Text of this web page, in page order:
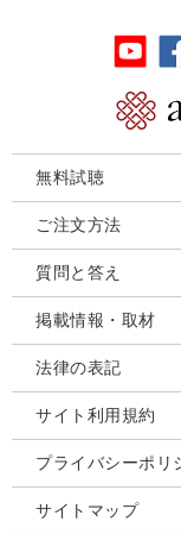
無料試聴
ご注文方法
質問と答え
掲載情報・取材
法律の表記
サイト利用規約
プライバシーポリ
サイトマップ